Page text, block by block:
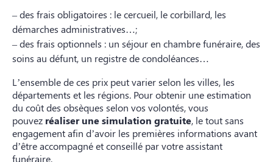
– des frais obligatoires : le cercueil, le corbillard, les
démarches administratives…;
– des frais optionnels : un séjour en chambre funéraire, des
soins au défunt, un registre de condoléances…
L’ensemble de ces prix peut varier selon les villes, les
départements et les régions. Pour obtenir une estimation
du coût des obsèques selon vos volontés, vous
pouvez réaliser une simulation gratuite, le tout sans
engagement afin d’avoir les premières informations avant
d’être accompagné et conseillé par votre assistant
funéraire.